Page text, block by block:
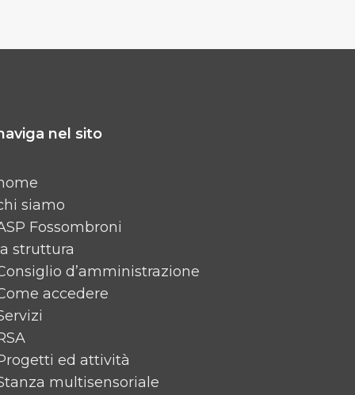
nel sito
siamo
Fossombroni
struttura
d’amministrazione
accedere
ed attività
multisensoriale